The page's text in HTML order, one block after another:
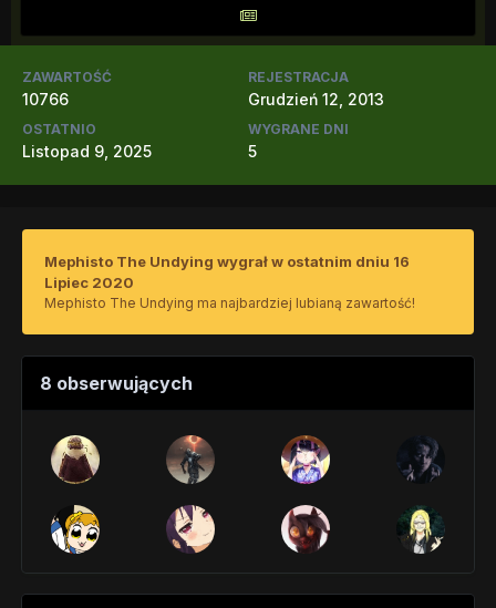
ZAWARTOŚĆ
10766
REJESTRACJA
Grudzień 12, 2013
OSTATNIO
Listopad 9, 2025
WYGRANE DNI
5
Mephisto The Undying wygrał w ostatnim dniu 16
Lipiec 2020
Mephisto The Undying ma najbardziej lubianą zawartość!
8 obserwujących